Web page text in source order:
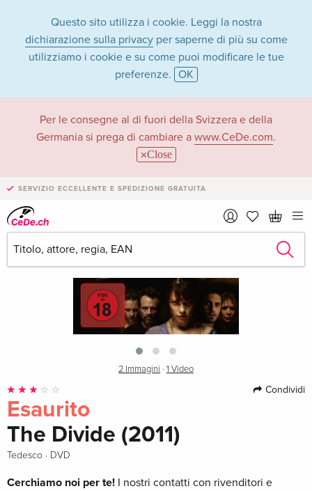
Questo sito utilizza i cookie. Leggi la nostra
dichiarazione sulla privacyper saperne di più su come
utilizziamo i cookie e su come puoi modificare le tue
preferenze. OK
Per le consegne al di fuori della Svizzera e della
Germania si prega di cambiare a www.CeDe.com.
Close
SERVIZIO ECCELLENTE E SPEDIZIONE GRATUITA
›
2 Immagini · 1 Video
Condividi
Esaurito
The Divide (2011)
Tedesco · DVD
Cerchiamo noi per te! I nostri contatti con rivenditori e